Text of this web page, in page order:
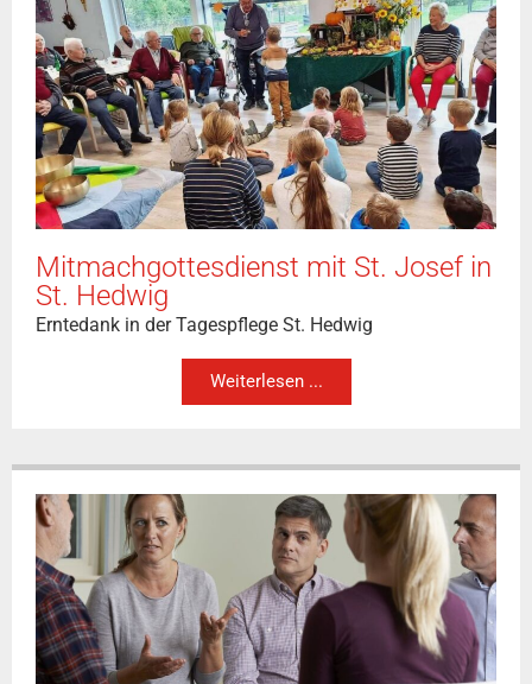
Mitmachgottesdienst mit St. Josef in
St. Hedwig
Erntedank in der Tagespflege St. Hedwig
Weiterlesen ...